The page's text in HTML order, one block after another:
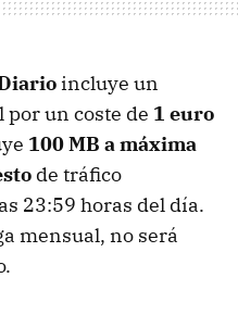
incluye un
por un coste de 1 euro
100 MB a máxima
de tráfico
23:59 horas del día.
mensual, no será